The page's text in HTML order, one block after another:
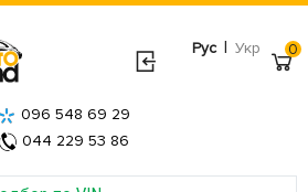
Рус | Укр
096 548 69 29
044 229 53 86
0